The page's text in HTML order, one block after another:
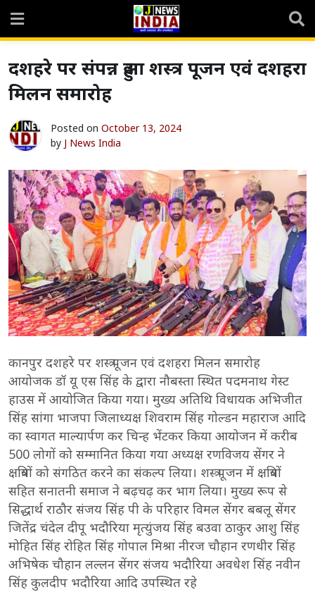
content
दशहरे पर संपन्न हुआ शस्त्र पूजन एवं दशहरा
मिलन समारोह
Posted on October 13, 2024
by J News India
कानपुर दशहरे पर शस्त्र पूजन एवं दशहरा मिलन समारोह
आयोजक डॉ यू एस सिंह के द्वारा नौबस्ता स्थित पदमनाथ गेस्ट
हाउस में आयोजित किया गया। मुख्य अतिथि विधायक अभिजीत
सिंह सांगा भाजपा जिलाध्यक्ष शिवराम सिंह गोल्डन महाराज आदि
का स्वागत माल्यार्पण कर चिन्ह भेंटकर किया आयोजन में करीब
500 लोगों को सम्मानित किया गया अध्यक्ष रणविजय सेंगर ने
क्षत्रियों को संगठित करने का संकल्प लिया। शस्त्र पूजन में क्षत्रियों
सहित सनातनी समाज ने बढ़चढ़ कर भाग लिया। मुख्य रूप से
सिद्धार्थ राठौर संजय सिंह पी के परिहार विमल सेंगर बबलू सेंगर
जितेंद्र चंदेल दीपू भदौरिया मृत्युंजय सिंह बउवा ठाकुर आशु सिंह
मोहित सिंह रोहित सिंह गोपाल मिश्रा नीरज चौहान रणधीर सिंह
अभिषेक चौहान लल्लन सेंगर संजय भदौरिया अवधेश सिंह नवीन
सिंह कुलदीप भदौरिया आदि उपस्थित रहे